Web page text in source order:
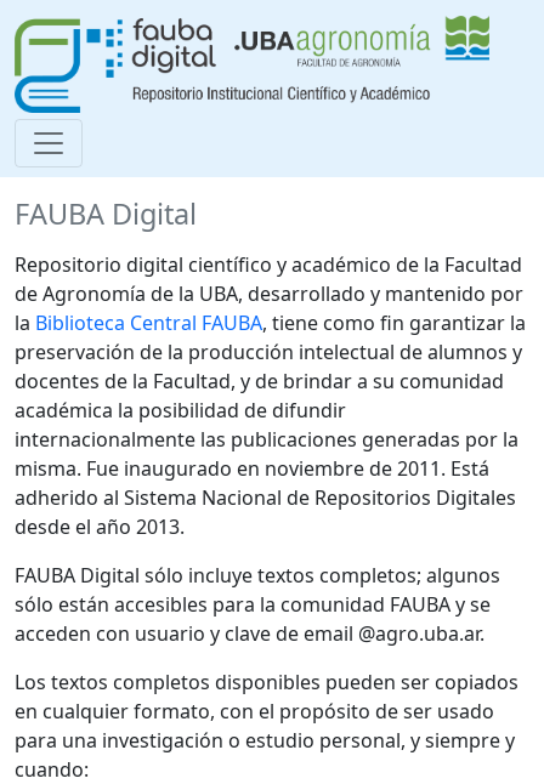
FAUBA Digital
Repositorio digital científico y académico de la Facultad
de Agronomía de la UBA, desarrollado y mantenido por
la Biblioteca Central FAUBA, tiene como fin garantizar la
preservación de la producción intelectual de alumnos y
docentes de la Facultad, y de brindar a su comunidad
académica la posibilidad de difundir
internacionalmente las publicaciones generadas por la
misma. Fue inaugurado en noviembre de 2011. Está
adherido al Sistema Nacional de Repositorios Digitales
desde el año 2013.
FAUBA Digital sólo incluye textos completos; algunos
sólo están accesibles para la comunidad FAUBA y se
acceden con usuario y clave de email @agro.uba.ar.
Los textos completos disponibles pueden ser copiados
en cualquier formato, con el propósito de ser usado
para una investigación o estudio personal, y siempre y
cuando: